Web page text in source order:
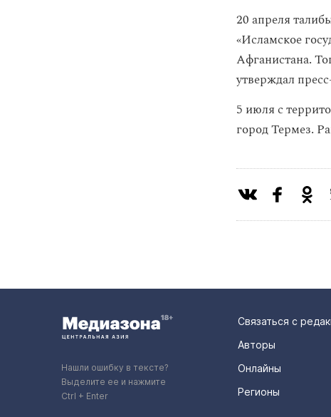
20 апреля
«Исламское
Афганистана.
утверждал
5 июля с
город Термез.
Нашли ошибку в тексте?
Выделите ее и нажмите
Ctrl + Enter
Связаться с
Авторы
Онлайны
Регионы